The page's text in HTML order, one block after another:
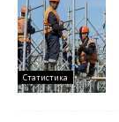
Статистика